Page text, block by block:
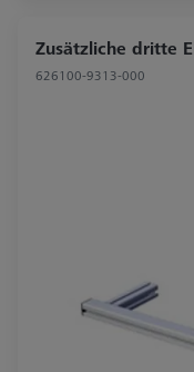
Zusätzliche dritte
626100-9313-000